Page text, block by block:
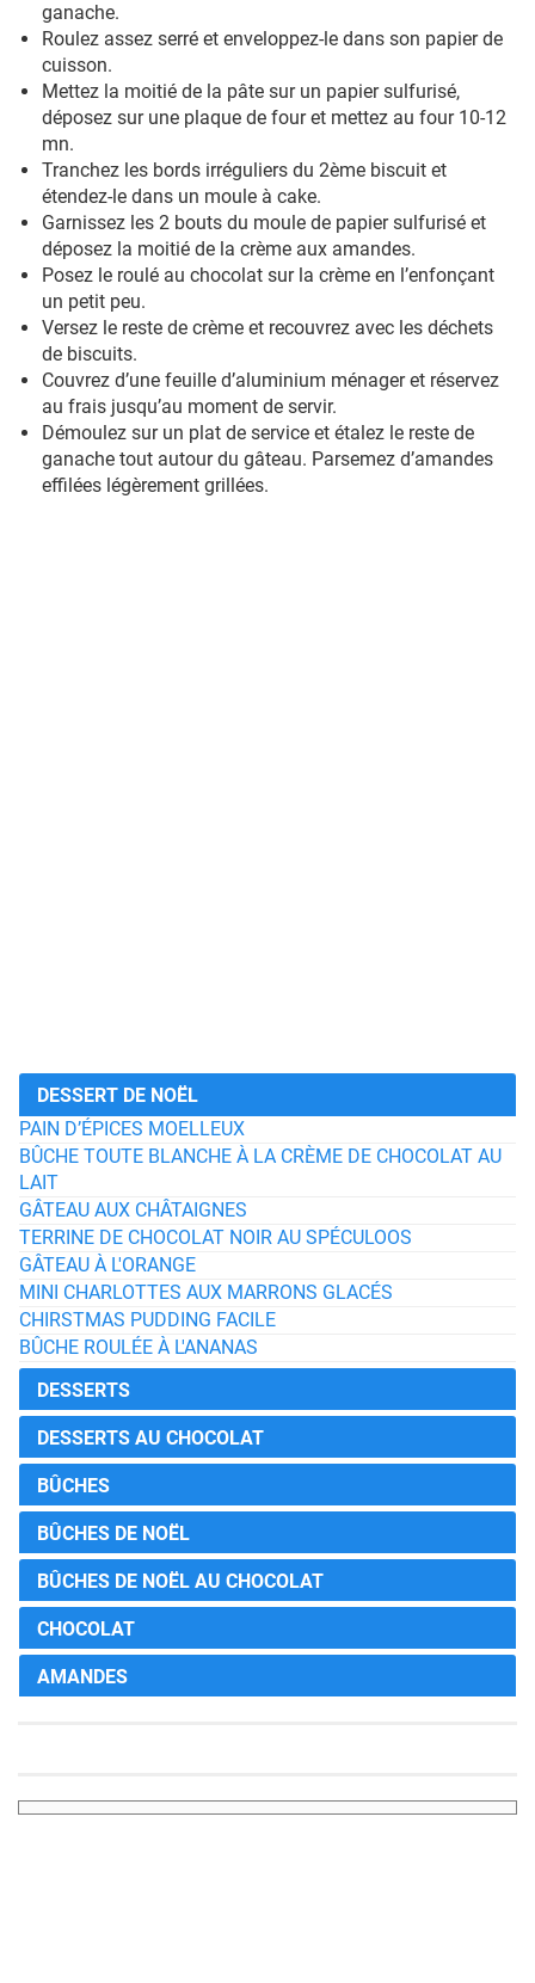
ganache.
Roulez assez serré et enveloppez-le dans son papier de
cuisson.
Mettez la moitié de la pâte sur un papier sulfurisé,
déposez sur une plaque de four et mettez au four 10-12
mn.
Tranchez les bords irréguliers du 2ème biscuit et
étendez-le dans un moule à cake.
Garnissez les 2 bouts du moule de papier sulfurisé et
déposez la moitié de la crème aux amandes.
Posez le roulé au chocolat sur la crème en l’enfonçant
un petit peu.
Versez le reste de crème et recouvrez avec les déchets
de biscuits.
Couvrez d’une feuille d’aluminium ménager et réservez
au frais jusqu’au moment de servir.
Démoulez sur un plat de service et étalez le reste de
ganache tout autour du gâteau. Parsemez d’amandes
effilées légèrement grillées.
DESSERT DE NOËL
PAIN D’ÉPICES MOELLEUX
BÛCHE TOUTE BLANCHE À LA CRÈME DE CHOCOLAT AU
LAIT
GÂTEAU AUX CHÂTAIGNES
TERRINE DE CHOCOLAT NOIR AU SPÉCULOOS
GÂTEAU À L'ORANGE
MINI CHARLOTTES AUX MARRONS GLACÉS
CHIRSTMAS PUDDING FACILE
BÛCHE ROULÉE À L'ANANAS
DESSERTS
DESSERTS AU CHOCOLAT
BÛCHES
BÛCHES DE NOËL
BÛCHES DE NOËL AU CHOCOLAT
CHOCOLAT
AMANDES